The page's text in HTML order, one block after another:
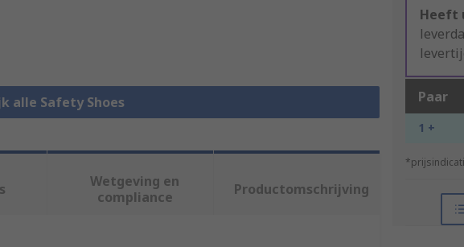
alle Safety Shoes
Heeft
Paar
1 +
Wetgeving en
compliance
Productomschrijving